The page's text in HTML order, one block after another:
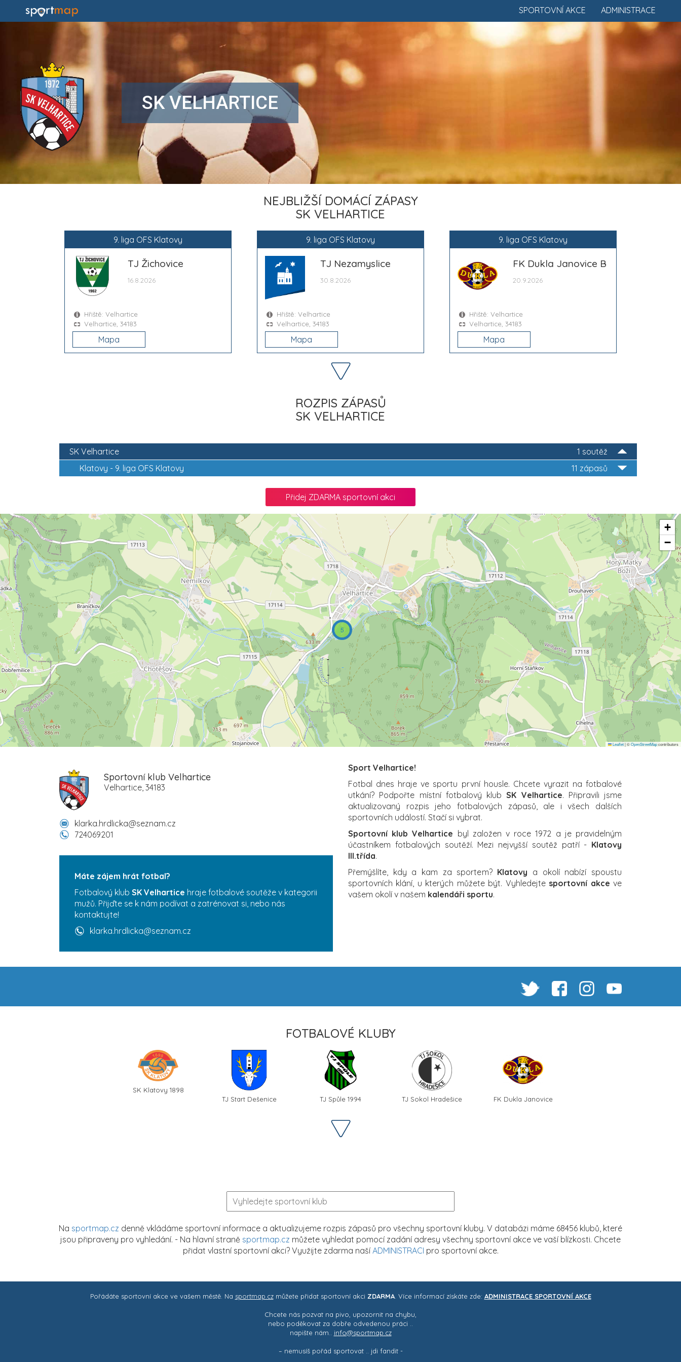
ADMINISTRACE
SPORTOVNÍ AKCE
SK VELHARTICE
NEJBLIŽŠÍ DOMÁCÍ ZÁPASY
SK VELHARTICE
9. liga OFS Klatovy
TJ Žichovice
16.8.2026
Hřiště: Velhartice
Velhartice, 34183
Mapa
9. liga OFS Klatovy
TJ Nezamyslice
30.8.2026
Hřiště: Velhartice
Velhartice, 34183
Mapa
9. liga OFS Klatovy
FK Dukla Janovice B
20.9.2026
Hřiště: Velhartice
Velhartice, 34183
Mapa
ROZPIS ZÁPASŮ
SK VELHARTICE
1 soutěž
SK Velhartice
11 zápasů
Klatovy - 9. liga OFS Klatovy
Přidej ZDARMA sportovní akci
5
+
−
Leaflet|©OpenStreetMapcontributors
Sportovní klub Velhartice
Velhartice, 34183
klarka.hrdlicka@seznam.cz
724069201
Máte zájem hrát fotbal?
Fotbalový klub SK Velhartice hraje fotbalové soutěže v kategorii
mužů. Přijďte se k nám podívat a zatrénovat si, nebo nás
kontaktujte!
klarka.hrdlicka@seznam.cz
Sport Velhartice!
Fotbal dnes hraje ve sportu první housle. Chcete vyrazit na fotbalové
utkání? Podpořte místní fotbalový klubSK Velhartice. Připravili jsme
aktualizovaný rozpis jeho fotbalových zápasů, ale i všech dalších
sportovních událostí. Stačí si vybrat.
Sportovní klub Velhartice byl založen v roce 1972 a je pravidelným
účastníkem fotbalových soutěží. Mezi nejvyšší soutěž patří - Klatovy
III.třída.
Přemýšlíte, kdy a kam za sportem? Klatovy a okolí nabízí spoustu
sportovních klání, u kterých můžete být. Vyhledejte sportovní akce ve
vašem okolí v našem kalendáři sportu.
FOTBALOVÉ KLUBY
SK Klatovy 1898
TJ Start Dešenice
TJ Spůle 1994 TJ Sokol Hradešice FK Dukla Janovice
Na sportmap.cz denně vkládáme sportovní informace a aktualizujeme rozpis zápasů pro všechny sportovní kluby. V databázi máme 68456 klubů, které
jsou připraveny pro vyhledání. - Na hlavní straně sportmap.cz můžete vyhledat pomocí zadání adresy všechny sportovní akce ve vaší blízkosti. Chcete
přidat vlastní sportovní akci? Využijte zdarma naší ADMINISTRACI pro sportovní akce.
Pořádáte sportovní akce ve vašem městě. Na sportmap.czmůžete přidat sportovní akci ZDARMA. Více informací získáte zde: ADMINISTRACE SPORTOVNÍ AKCE
Chcete nás pozvat na pivo, upozornit na chybu,
nebo poděkovat za dobře odvedenou práci ..
napište nám.. info@sportmap.cz
– nemusíš pořád sportovat .. jdi fandit -